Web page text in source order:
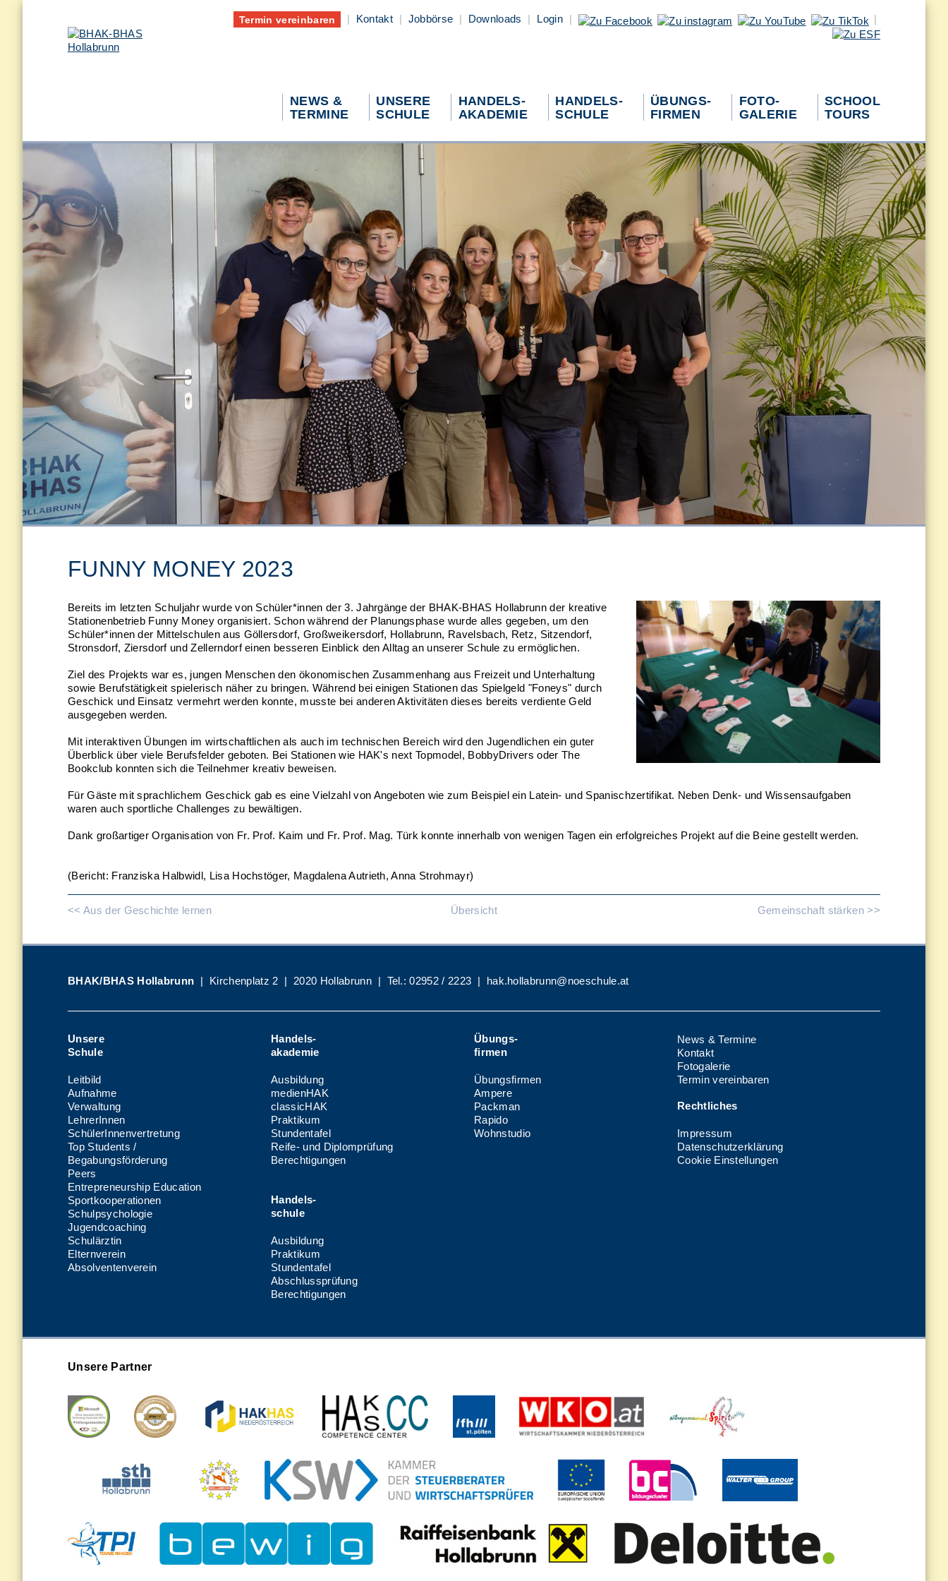
Termin vereinbaren | Kontakt | Jobbörse | Downloads | Login| |
SCHOOL
TOURS
FOTO-
GALERIE
ÜBUNGS-
FIRMEN
HANDELS-
SCHULE
HANDELS-
AKADEMIE
UNSERE
SCHULE
NEWS &
TERMINE
FUNNY MONEY 2023
Bereits im letzten Schuljahr wurde von Schüler*innen der 3. Jahrgänge der BHAK-BHAS Hollabrunn der kreative
Stationenbetrieb Funny Money organisiert. Schon während der Planungsphase wurde alles gegeben, um den
Schüler*innen der Mittelschulen aus Göllersdorf, Großweikersdorf, Hollabrunn, Ravelsbach, Retz, Sitzendorf,
Stronsdorf, Ziersdorf und Zellerndorf einen besseren Einblick den Alltag an unserer Schule zu ermöglichen.
Ziel des Projekts war es, jungen Menschen den ökonomischen Zusammenhang aus Freizeit und Unterhaltung
sowie Berufstätigkeit spielerisch näher zu bringen. Während bei einigen Stationen das Spielgeld "Foneys" durch
Geschick und Einsatz vermehrt werden konnte, musste bei anderen Aktivitäten dieses bereits verdiente Geld
ausgegeben werden.
Mit interaktiven Übungen im wirtschaftlichen als auch im technischen Bereich wird den Jugendlichen ein guter
Überblick über viele Berufsfelder geboten. Bei Stationen wie HAK's next Topmodel, BobbyDrivers oder The
Bookclub konnten sich die Teilnehmer kreativ beweisen.
Für Gäste mit sprachlichem Geschick gab es eine Vielzahl von Angeboten wie zum Beispiel ein Latein- und Spanischzertifikat. Neben Denk- und Wissensaufgaben
waren auch sportliche Challenges zu bewältigen.
Dank großartiger Organisation von Fr. Prof. Kaim und Fr. Prof. Mag. Türk konnte innerhalb von wenigen Tagen ein erfolgreiches Projekt auf die Beine gestellt werden.
(Bericht: Franziska Halbwidl, Lisa Hochstöger, Magdalena Autrieth, Anna Strohmayr)
<< Aus der Geschichte lernen Übersicht Gemeinschaft stärken >>
BHAK/BHAS Hollabrunn | Kirchenplatz 2 | 2020 Hollabrunn| Tel.:02952 / 2223 | hak.hollabrunn@noeschule.at
Unsere
Schule
Leitbild
Aufnahme
Verwaltung
LehrerInnen
SchülerInnenvertretung
Top Students /
Begabungsförderung
Peers
Entrepreneurship Education
Sportkooperationen
Schulpsychologie
Jugendcoaching
Schulärztin
Elternverein
Absolventenverein
Handels-
akademie
Ausbildung
medienHAK
classicHAK
Praktikum
Stundentafel
Reife- und Diplomprüfung
Berechtigungen
Handels-
schule
Ausbildung
Praktikum
Stundentafel
Abschlussprüfung
Berechtigungen
Übungs-
firmen
Übungsfirmen
Ampere
Packman
Rapido
Wohnstudio
News & Termine
Kontakt
Fotogalerie
Termin vereinbaren
Rechtliches
Impressum
Datenschutzerklärung
Cookie Einstellungen
Unsere Partner